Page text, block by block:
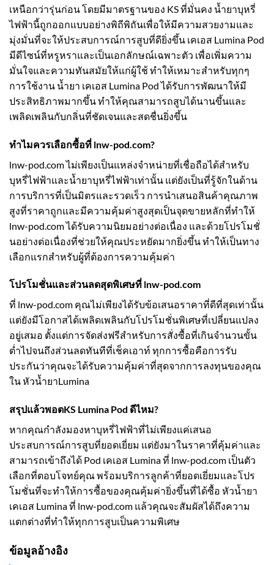
เหนือกว่ารุ่นก่อน โดยมีมาตรฐานของ KS ที่มั่นคง น้ำยาบุหรี่
ไฟฟ้านี้ถูกออกแบบอย่างพิถีพิถันเพื่อให้มีความสวยงามและ
มุ่งมั่นที่จะให้ประสบการณ์การสูบที่ดียิ่งขึ้น เคเอส Lumina Pod
มีดีไซน์ที่หรูหราและเป็นเอกลักษณ์เฉพาะตัว เพื่อเพิ่มความ
มั่นใจและความทันสมัยให้แก่ผู้ใช้ ทำให้เหมาะสำหรับทุกๆ
การใช้งาน น้ำยา เคเอส Lumina Pod ได้รับการพัฒนาให้มี
ประสิทธิภาพมากขึ้น ทำให้คุณสามารถสูบได้นานขึ้นและ
เพลิดเพลินกับกลิ่นที่ชัดเจนและสดชื่นยิ่งขึ้น
ทำไมควรเลือกซื้อที่ lnw-pod.com?
lnw-pod.com ไม่เพียงเป็นแหล่งจำหน่ายที่เชื่อถือได้สำหรับ
บุหรี่ไฟฟ้าและน้ำยาบุหรี่ไฟฟ้าเท่านั้น แต่ยังเป็นที่รู้จักในด้าน
การบริการที่เป็นมิตรและรวดเร็ว การนำเสนอสินค้าคุณภาพ
สูงที่ราคาถูกและมีความคุ้มค่าสูงสุดเป็นจุดขายหลักที่ทำให้
lnw-pod.com ได้รับความนิยมอย่างต่อเนื่อง และด้วยโปรโมชั่
นอย่างต่อเนื่องที่ช่วยให้คุณประหยัดมากยิ่งขึ้น ทำให้เป็นทาง
เลือกแรกสำหรับผู้ที่ต้องการความคุ้มค่า
โปรโมชั่นและส่วนลดสุดพิเศษที่ lnw-pod.com
ที่ lnw-pod.com คุณไม่เพียงได้รับข้อเสนอราคาที่ดีที่สุดเท่านั้น
แต่ยังมีโอกาสได้เพลิดเพลินกับโปรโมชั่นพิเศษที่เปลี่ยนแปลง
อยู่เสมอ ตั้งแต่การจัดส่งฟรีสำหรับการสั่งซื้อที่เกินจำนวนขั้น
ต่ำไปจนถึงส่วนลดทันทีที่เช็คเอาท์ ทุกการซื้อคือการรับ
ประกันว่าคุณจะได้รับความคุ้มค่าที่สุดจากการลงทุนของคุณ
ใน หัวน้ำยาLumina
สรุปแล้วพอตKS Lumina Pod ดีไหม?
หากคุณกำลังมองหาบุหรี่ไฟฟ้าที่ไม่เพียงแค่เสนอ
ประสบการณ์การสูบที่ยอดเยี่ยม แต่ยังมาในราคาที่คุ้มค่าและ
สามารถเข้าถึงได้ Pod เคเอส Lumina ที่ lnw-pod.com เป็นตัว
เลือกที่ตอบโจทย์คุณ พร้อมบริการลูกค้าที่ยอดเยี่ยมและโปร
โมชั่นที่จะทำให้การซื้อของคุณคุ้มค่ายิ่งขึ้นที่ได้ซื้อ หัวน้ำยา
เคเอส Lumina ที่ lnw-pod.com แล้วคุณจะสัมผัสได้ถึงความ
แตกต่างที่ทำให้ทุกการสูบเป็นความพิเศษ
ข้อมูลอ้างอิง